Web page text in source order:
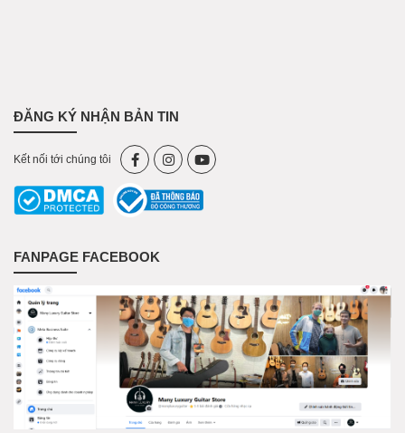
ĐĂNG KÝ NHẬN BẢN TIN
Kết nối tới chúng tôi
FANPAGE FACEBOOK